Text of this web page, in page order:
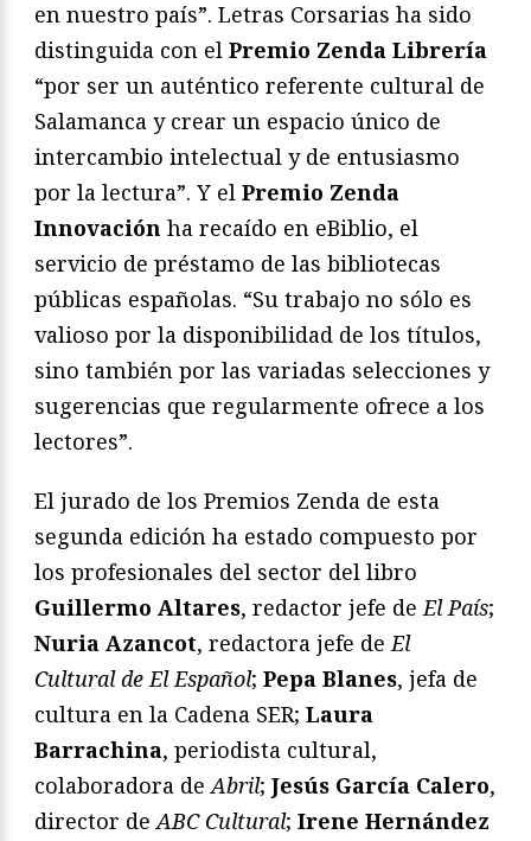
en nuestro país”. Letras Corsarias ha sido
distinguida con el Premio Zenda Librería
“por ser un auténtico referente cultural de
Salamanca y crear un espacio único de
intercambio intelectual y de entusiasmo
por la lectura”. Y el Premio Zenda
Innovación ha recaído en eBiblio, el
servicio de préstamo de las bibliotecas
públicas españolas. “Su trabajo no sólo es
valioso por la disponibilidad de los títulos,
sino también por las variadas selecciones y
sugerencias que regularmente ofrece a los
lectores”.
El jurado de los Premios Zenda de esta
segunda edición ha estado compuesto por
los profesionales del sector del libro
Guillermo Altares, redactor jefe deEl País;
Nuria Azancot, redactora jefe deEl
Cultural de El Español; Pepa Blanes, jefa de
cultura en la Cadena SER; Laura
Barrachina, periodista cultural,
colaboradora deAbril; Jesús García Calero,
director deABC Cultural; Irene Hernández